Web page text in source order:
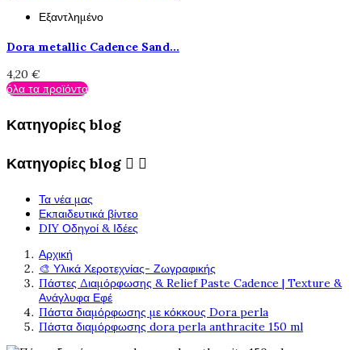
Εξαντλημένο
Dora metallic Cadence Sand...
4,20 €
όλα τα προϊόντα
Κατηγορίες blog
Κατηγορίες blog  
Τα νέα μας
Εκπαιδευτικά βίντεο
DIY Οδηγοί & Ιδέες
Αρχική
🎨 Υλικά Χεροτεχνίας- Ζωγραφικής
Πάστες Διαμόρφωσης & Relief Paste Cadence | Texture &
Ανάγλυφα Εφέ
Πάστα διαμόρφωσης με κόκκους Dora perla
Πάστα διαμόρφωσης dora perla anthracite 150 ml